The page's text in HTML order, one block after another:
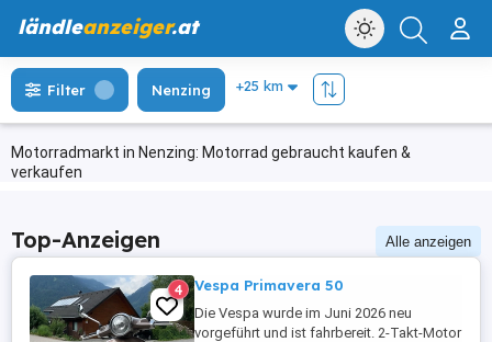
ländleanzeiger.at
Motorradmarkt in Nenzing: Motorrad gebraucht kaufen &
verkaufen
Filter Nenzing
Top-Anzeigen Alle anzeigen
4 Vespa Primavera 50
Die Vespa wurde im Juni 2026 neu
vorgeführt und ist fahrbereit. 2-Takt-Motor